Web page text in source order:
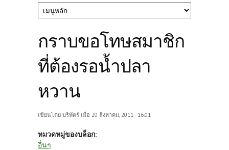
กราบขอโทษสมาชิก
ที่ต้องรอน้ำปลา
หวาน
เขียนโดย บริพัตร์ เมื่อ 20 สิงหาคม, 2011 - 16:01
หมวดหมู่ของบล็อก:
อื่นๆ